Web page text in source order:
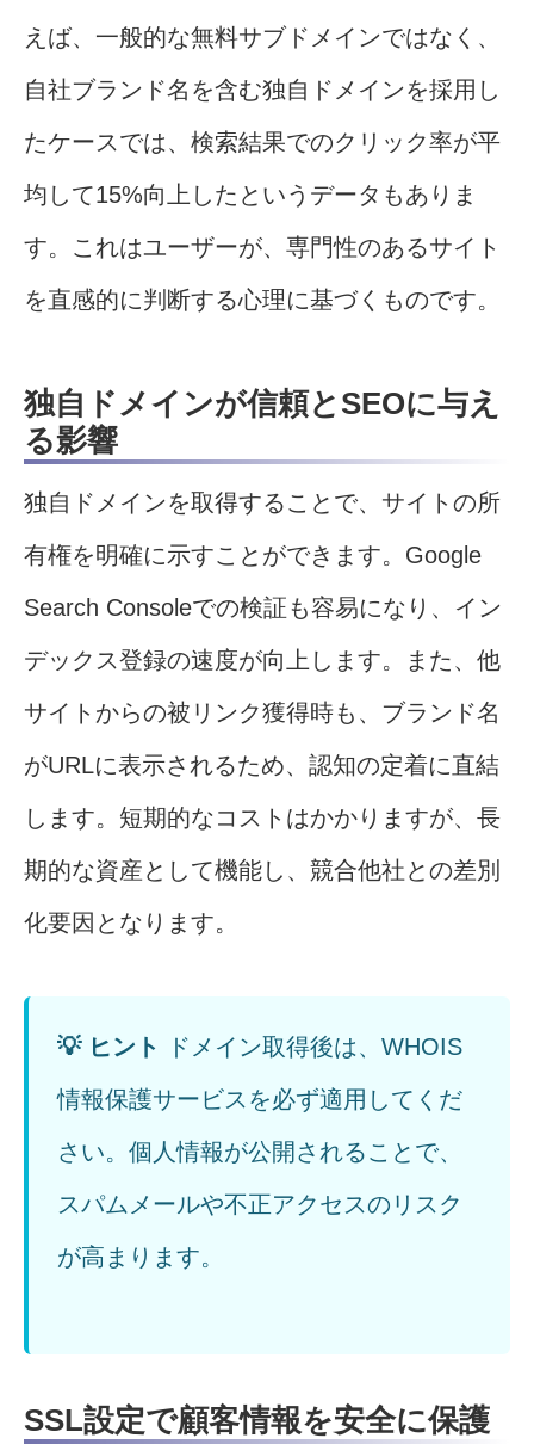
えば、一般的な無料サブドメインではなく、
自社ブランド名を含む独自ドメインを採用し
たケースでは、検索結果でのクリック率が平
均して15%向上したというデータもありま
す。これはユーザーが、専門性のあるサイト
を直感的に判断する心理に基づくものです。
独自ドメインが信頼とSEOに与え
る影響
独自ドメインを取得することで、サイトの所
有権を明確に示すことができます。Google
Search Consoleでの検証も容易になり、イン
デックス登録の速度が向上します。また、他
サイトからの被リンク獲得時も、ブランド名
がURLに表示されるため、認知の定着に直結
します。短期的なコストはかかりますが、長
期的な資産として機能し、競合他社との差別
化要因となります。
💡 ヒント
ドメイン取得後は、WHOIS
情報保護サービスを必ず適用してくだ
さい。個人情報が公開されることで、
スパムメールや不正アクセスのリスク
が高まります。
SSL設定で顧客情報を安全に保護